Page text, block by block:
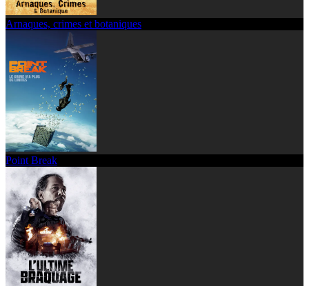
Arnaques, crimes et botaniques
Point Break